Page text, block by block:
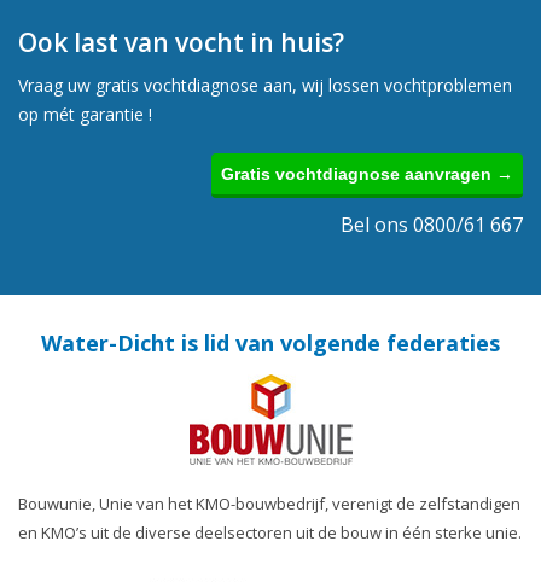
Ook last van vocht in huis?
Vraag uw gratis vochtdiagnose aan, wij lossen vochtproblemen
op mét garantie !
Gratis vochtdiagnose aanvragen →
Bel ons 0800/61 667
Water-Dicht is lid van volgende federaties
Bouwunie, Unie van het KMO-bouwbedrijf, verenigt de zelfstandigen
en KMO’s uit de diverse deelsectoren uit de bouw in één sterke unie.